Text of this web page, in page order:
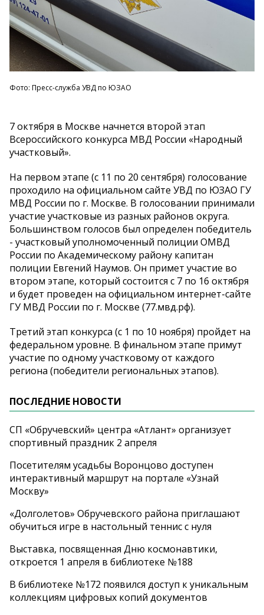
Фото: Пресс-служба УВД по ЮЗАО
7 октября в Москве начнется второй этап
Всероссийского конкурса МВД России «Народный
участковый».
На первом этапе (с 11 по 20 сентября) голосование
проходило на официальном сайте УВД по ЮЗАО ГУ
МВД России по г. Москве. В голосовании принимали
участие участковые из разных районов округа.
Большинством голосов был определен победитель
- участковый уполномоченный полиции ОМВД
России по Академическому району капитан
полиции Евгений Наумов. Он примет участие во
втором этапе, который состоится с 7 по 16 октября
и будет проведен на официальном интернет-сайте
ГУ МВД России по г. Москве (77.мвд.рф).
Третий этап конкурса (с 1 по 10 ноября) пройдет на
федеральном уровне. В финальном этапе примут
участие по одному участковому от каждого
региона (победители региональных этапов).
ПОСЛЕДНИЕ НОВОСТИ
СП «Обручевский» центра «Атлант» организует
спортивный праздник 2 апреля
Посетителям усадьбы Воронцово доступен
интерактивный маршрут на портале «Узнай
Москву»
«Долголетов» Обручевского района приглашают
обучиться игре в настольный теннис с нуля
Выставка, посвященная Дню космонавтики,
откроется 1 апреля в библиотеке №188
В библиотеке №172 появился доступ к уникальным
коллекциям цифровых копий документов